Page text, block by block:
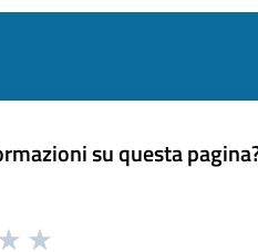
su questa